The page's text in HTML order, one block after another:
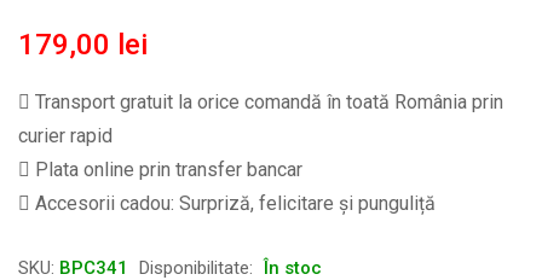
179,00 lei
Transport gratuit la orice comandă în toată România prin
curier rapid
Plata online prin transfer bancar
Accesorii cadou: Surpriză, felicitare și punguliță
SKU: BPC341 Disponibilitate: În stoc